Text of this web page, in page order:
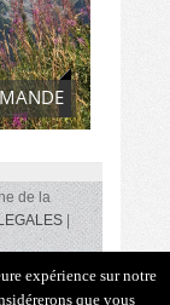
de la
|
des lieux,
des
expérience sur notre
que vous